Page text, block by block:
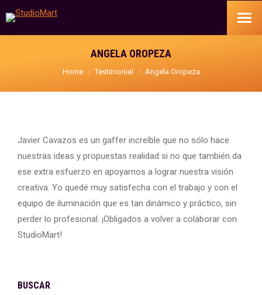
ANGELA OROPEZA
You are here:
Home Testimonial Angela Oropeza
Javier Cavazos es un gaffer increíble que no sólo hace
nuestras ideas y propuestas realidad si no que también da
ese extra esfuerzo en apoyarnos a lograr nuestra visión
creativa. Yo quedé muy satisfecha con el trabajo y con el
equipo de iluminación que es tan dinámico y práctico, sin
perder lo profesional. ¡Obligados a volver a colaborar con
StudioMart!
BUSCAR